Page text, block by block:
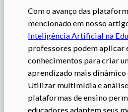
Com o avanço das
mencionado em nosso
Inteligência Artificial na
professores podem aplicar
conhecimentos para criar
aprendizado mais dinâmico
Utilizar multimídia e
plataformas de ensino
educadores adaptem seus